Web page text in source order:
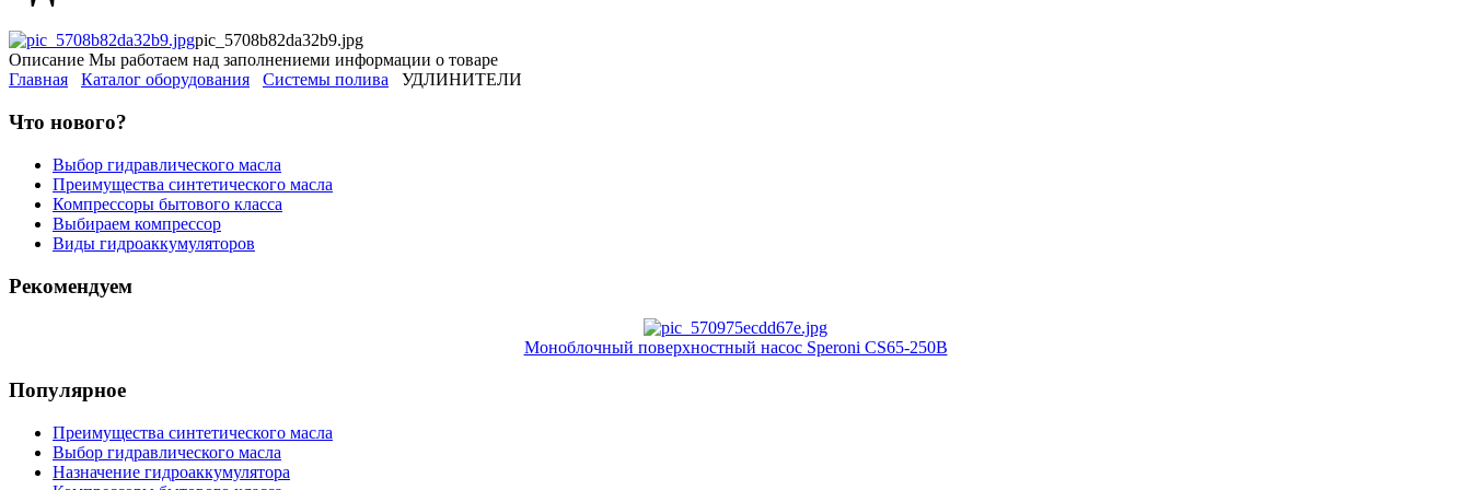
pic_5708b82da32b9.jpg
Описание Мы работаем над заполнениеми информации о товаре
Главная
Каталог оборудования Системы полива УДЛИНИТЕЛИ
Что нового?
Выбор гидравлического масла
Преимущества синтетического масла
Компрессоры бытового класса
Выбираем компрессор
Виды гидроаккумуляторов
Рекомендуем
Моноблочный поверхностный насос Speroni CS65-250B
Популярное
Преимущества синтетического масла
Выбор гидравлического масла
Назначение гидроаккумулятора